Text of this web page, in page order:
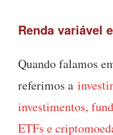
Renda variável
Quando falamos
referimos a
investimentos,
ETFs e